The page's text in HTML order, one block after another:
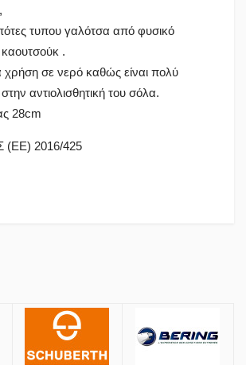
τυπου γαλότσα από φυσικό
.
χρήση σε νερό καθώς είναι πολύ
αντιολισθητική του σόλα.
28cm
2016/425
μέσω και